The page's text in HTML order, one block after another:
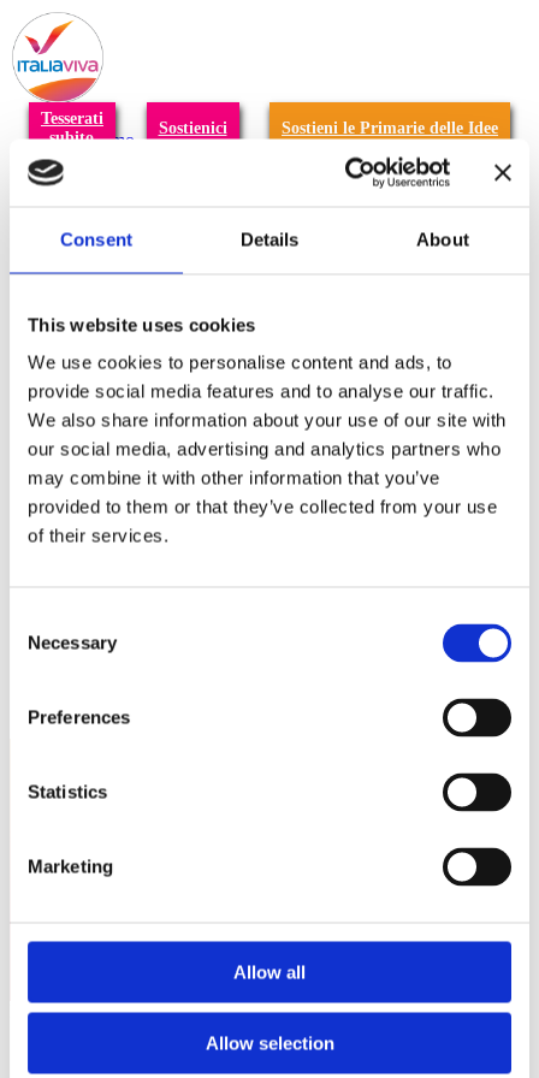
Consent Details About
This website uses cookies
We use cookies to personalise content and ads, to
provide social media features and to analyse our traffic.
We also share information about your use of our site with
our social media, advertising and analytics partners who
may combine it with other information that you’ve
provided to them or that they’ve collected from your use
of their services.
Selection
Necessary
Preferences
Statistics
Marketing
Allow all
Allow selection
Tesserati
subito
Sostienici Sostieni le Primarie delle Idee
Chi siamo
Congresso 2023
Partecipa
Petizioni
2x1000 – C46
Scuola di formazione Meritare l’Europa
Materiali e grafiche
Registrazione Leopolda 14 - 2026
Radio Leopolda
News
Interviste
Interventi
News dal territorio
Enews
Italia Viva Comune Imperia
Nessun event per ora.